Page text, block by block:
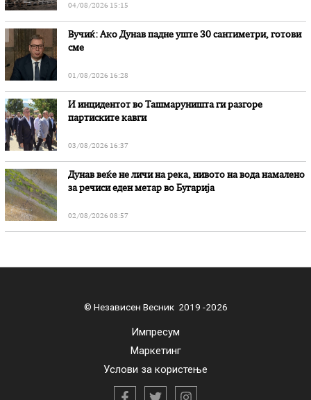
04/08/2026 15:15
Вучиќ: Ако Дунав падне уште 30 сантиметри, готови
сме
01/08/2026 16:28
И инцидентот во Ташмаруништa ги разгоре
партиските кавги
03/08/2026 16:37
Дунав веќе не личи на река, нивото на вода намалено
за речиси еден метар во Бугарија
02/08/2026 08:57
© Независен Весник 2019 -2026
Импресум
Маркетинг
Услови за користење